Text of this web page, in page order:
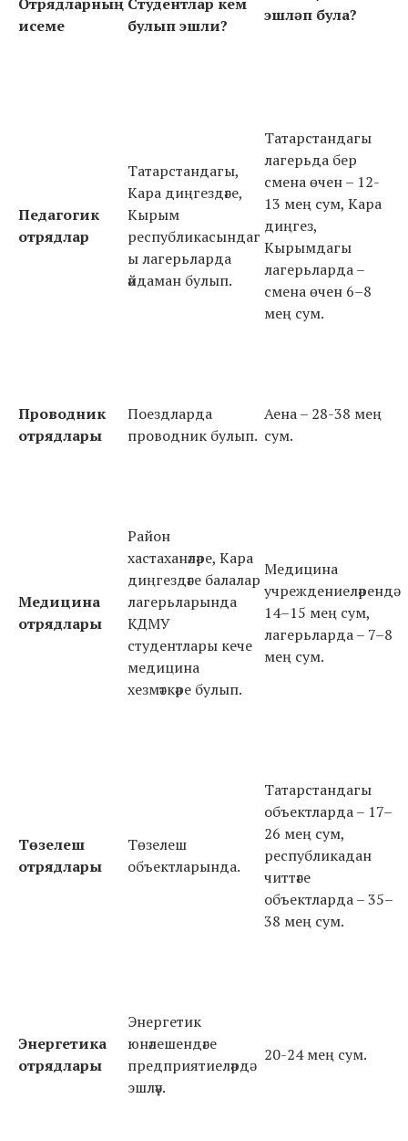
исеме
булып эшли?
эшләп була?
Педагогик
отрядлар
Татарстандагы,
Кара диңгездәге,
Кырым
республикасындаг
ы лагерьларда
әйдаман булып.
Татарстандагы
лагерьда бер
смена өчен – 12-
13 мең сум, Кара
диңгез,
Кырымдагы
лагерьларда –
смена өчен 6–8
мең сум.
Проводник
отрядлары
Поездларда
проводник булып.
Аена – 28-38 мең
сум.
Медицина
отрядлары
Район
хастаханәләре, Кара
диңгездәге балалар
лагерьларында
КДМУ
студентлары кече
медицина
хезмәткәре булып.
Медицина
учреждениеләренд
14–15 мең сум,
лагерьларда – 7–8
мең сум.
Төзелеш
отрядлары
Төзелеш
объектларында.
Татарстандагы
объектларда – 17–
26 мең сум,
республикадан
читтәге
объектларда – 35–
38 мең сум.
Энергетика
отрядлары
Энергетик
юнәлешендәге
предприятиеләрдә
эшләү.
20-24 мең сум.